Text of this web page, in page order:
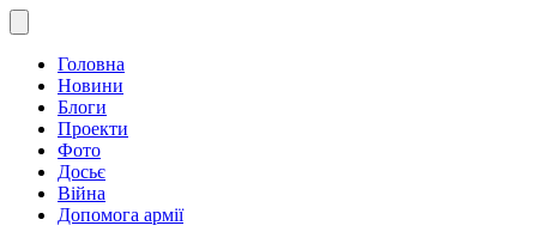
Головна
Новини
Блоги
Проекти
Фото
Досьє
Війна
Допомога армії